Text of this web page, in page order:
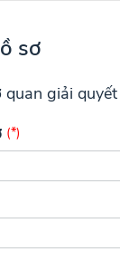
sơ
giải
(*)